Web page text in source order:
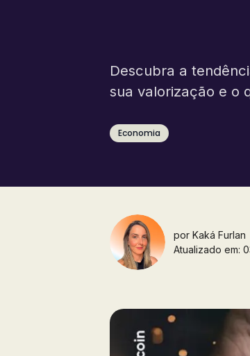
Descubra a
sua valorização e o
Economia
por Kaká Furlan
Atualizado em: